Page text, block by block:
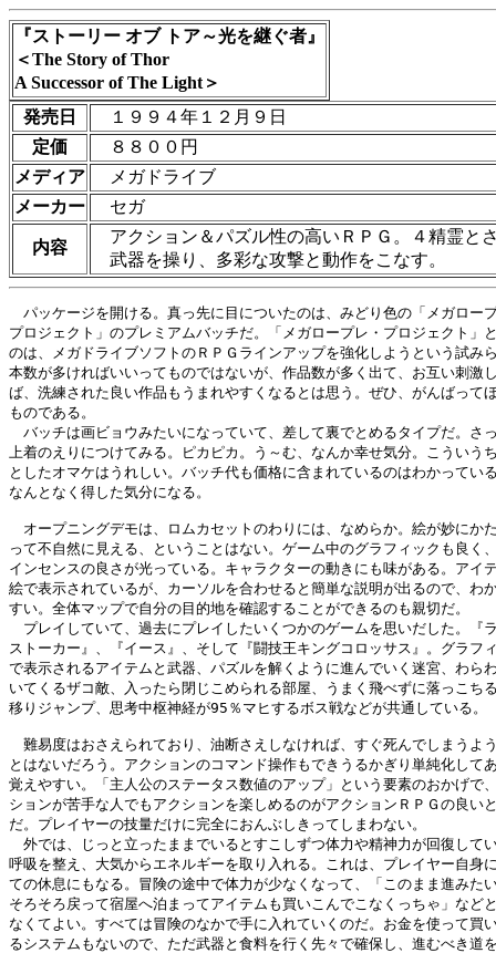
『ストーリー オブ トア～光を継ぐ者』
＜The Story of Thor
A Successor of The Light＞
発売日
１９９４年１２月９日
定価
８８００円
メディア
メガドライブ
メーカー
セガ
内容
アクション＆パズル性の高いＲＰＧ。４精霊
武器を操り、多彩な攻撃と動作をこなす。
パッケージを開ける。真っ先に目についたのは、みどり色の「メガロー
プロジェクト」のプレミアムバッチだ。「メガロープレ・プロジェクト」
のは、メガドライブソフトのＲＰＧラインアップを強化しようという試み
本数が多ければいいってものではないが、作品数が多く出て、お互い刺激
ば、洗練された良い作品もうまれやすくなるとは思う。ぜひ、がんばって
ものである。
バッチは画ビョウみたいになっていて、差して裏でとめるタイプだ。さ
上着のえりにつけてみる。ピカピカ。う～む、なんか幸せ気分。こういう
としたオマケはうれしい。バッチ代も価格に含まれているのはわかってい
なんとなく得した気分になる。
オープニングデモは、ロムカセットのわりには、なめらか。絵が妙にか
って不自然に見える、ということはない。ゲーム中のグラフィックも良く
インセンスの良さが光っている。キャラクターの動きにも味がある。アイ
絵で表示されているが、カーソルを合わせると簡単な説明が出るので、わ
すい。全体マップで自分の目的地を確認することができるのも親切だ。
プレイしていて、過去にプレイしたいくつかのゲームを思いだした。『
ストーカー』、『イース』、そして『闘技王キングコロッサス』。グラフ
で表示されるアイテムと武器、パズルを解くように進んでいく迷宮、わら
いてくるザコ敵、入ったら閉じこめられる部屋、うまく飛べずに落っこち
移りジャンプ、思考中枢神経が95％マヒするボス戦などが共通している。
難易度はおさえられており、油断さえしなければ、すぐ死んでしまうよ
とはないだろう。アクションのコマンド操作もできうるかぎり単純化して
覚えやすい。「主人公のステータス数値のアップ」という要素のおかげで
ションが苦手な人でもアクションを楽しめるのがアクションＲＰＧの良い
だ。プレイヤーの技量だけに完全におんぶしきってしまわない。
外では、じっと立ったままでいるとすこしずつ体力や精神力が回復して
呼吸を整え、大気からエネルギーを取り入れる。これは、プレイヤー自身
ての休息にもなる。冒険の途中で体力が少なくなって、「このまま進みた
そろそろ戻って宿屋へ泊まってアイテムも買いこんでこなくっちゃ」など
なくてよい。すべては冒険のなかで手に入れていくのだ。お金を使って買
るシステムもないので、ただ武器と食料を行く先々で確保し、進むべき道